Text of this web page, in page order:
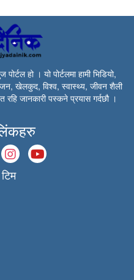
हो । यो पोर्टलमा हामी भिडियो,
खेलकुद, विश्व, स्वास्थ्य, जीवन शैली
रहि जानकारी पस्कने प्रयास गर्दछौ ।